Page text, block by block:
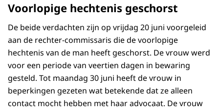
Voorlopige hechtenis geschorst
De beide verdachten zijn op vrijdag 20 juni voorgeleid
aan de rechter-commissaris die de voorlopige
hechtenis van de man heeft geschorst. De vrouw werd
voor een periode van veertien dagen in bewaring
gesteld. Tot maandag 30 juni heeft de vrouw in
beperkingen gezeten wat betekende dat ze alleen
contact mocht hebben met haar advocaat. De vrouw